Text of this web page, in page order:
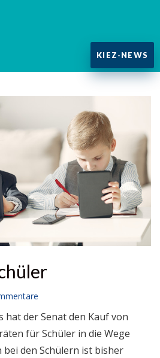
KIEZ-NEWS
hat der Senat den Kauf von
für Schüler in die Wege
den Schülern ist bisher